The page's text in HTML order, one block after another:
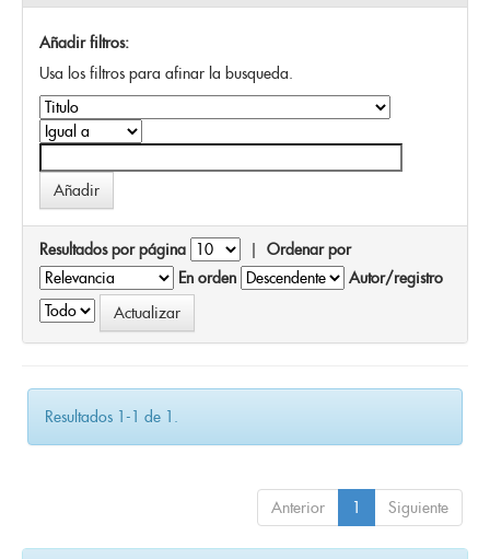
Añadir filtros:
Usa los filtros para afinar la busqueda.
Resultados por página | Ordenar por
En orden
Autor/registro
Resultados 1-1 de 1.
Anterior 1 Siguiente